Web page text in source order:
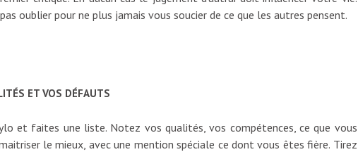
oublier pour ne plus jamais vous soucier de ce que les autres pensent.
ET VOS DÉFAUTS
et faites une liste. Notez vos qualités, vos compétences, ce que vous
le mieux, avec une mention spéciale ce dont vous êtes fière. Tirez